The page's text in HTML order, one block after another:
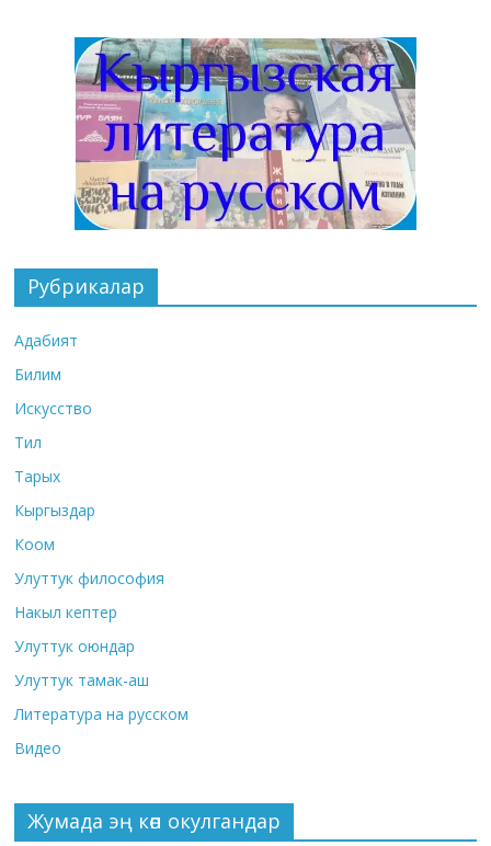
Рубрикалар
Адабият
Билим
Искусство
Тил
Тарых
Кыргыздар
Коом
Улуттук философия
Накыл кептер
Улуттук оюндар
Улуттук тамак-аш
Литература на русском
Видео
Жумада эң көп окулгандар